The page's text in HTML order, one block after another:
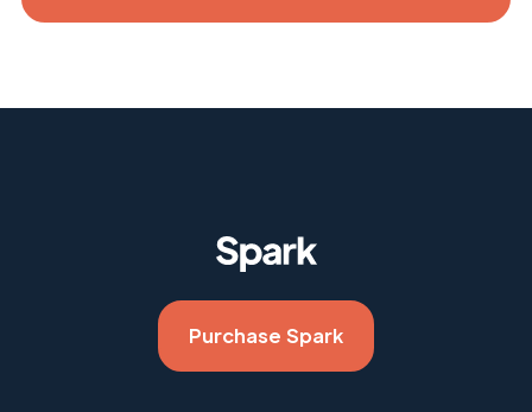
Purchase Spark